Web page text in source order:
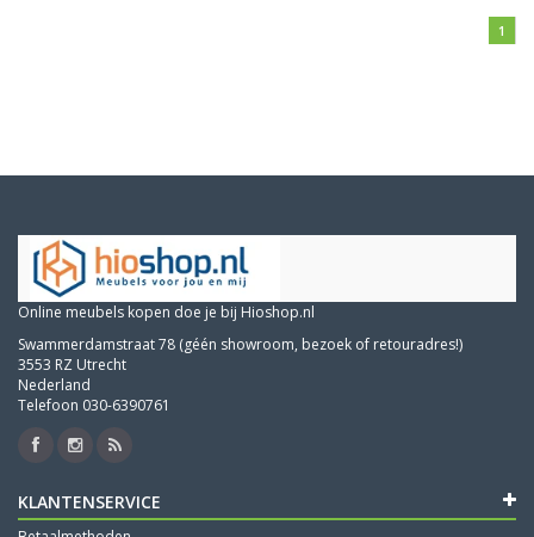
1
Online meubels kopen doe je bij Hioshop.nl
Swammerdamstraat 78 (géén showroom, bezoek of retouradres!)
3553 RZ Utrecht
Nederland
Telefoon 030-6390761
KLANTENSERVICE